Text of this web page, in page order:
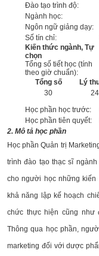
Đào tạo trình độ:
Ngành học:
Ngôn ngữ giảng dạy:
Số tín chỉ:
Kiến thức ngành, Tự
chọn
Tổng số tiết học (tính
theo giờ chuẩn):
Tổng số
Lý
30
24
Học phần học trước:
Học phần tiên quyết:
2. Mô tả học phần
Học phần Quản trị
trình đào tạo thạc sĩ
cho người học những kiến
khả năng lập kế hoạch
chức thực hiện cũng như
Thông qua học phần,
marketing đối với dược